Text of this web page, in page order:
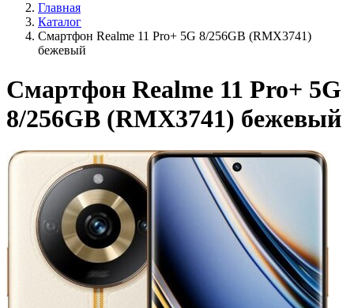
Главная
Каталог
Смартфон Realme 11 Pro+ 5G 8/256GB (RMX3741)
бежевый
Смартфон Realme 11 Pro+ 5G
8/256GB (RMX3741) бежевый